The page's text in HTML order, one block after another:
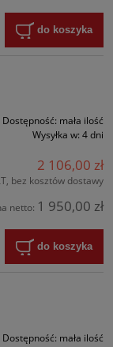
do koszyka
Dostępność: mała ilość
Wysyłka w: 4 dni
2 106,00 zł
bez kosztów dostawy
netto: 1 950,00 zł
do koszyka
Dostępność: mała ilość